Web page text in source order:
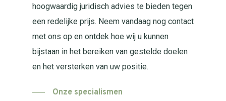
hoogwaardig juridisch advies te bieden tegen
een redelijke prijs. Neem vandaag nog contact
met ons op en ontdek hoe wij u kunnen
bijstaan in het bereiken van gestelde doelen
en het versterken van uw positie.
Onze specialismen